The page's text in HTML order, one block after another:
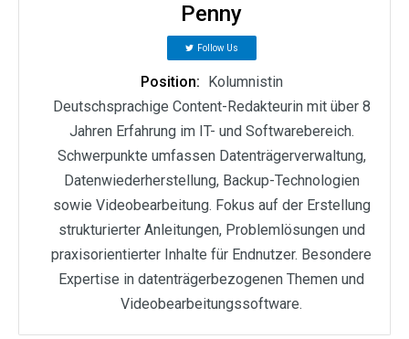
Penny
Follow Us
Position: Kolumnistin
Deutschsprachige Content-Redakteurin mit über 8
Jahren Erfahrung im IT- und Softwarebereich.
Schwerpunkte umfassen Datenträgerverwaltung,
Datenwiederherstellung, Backup-Technologien
sowie Videobearbeitung. Fokus auf der Erstellung
strukturierter Anleitungen, Problemlösungen und
praxisorientierter Inhalte für Endnutzer. Besondere
Expertise in datenträgerbezogenen Themen und
Videobearbeitungssoftware.